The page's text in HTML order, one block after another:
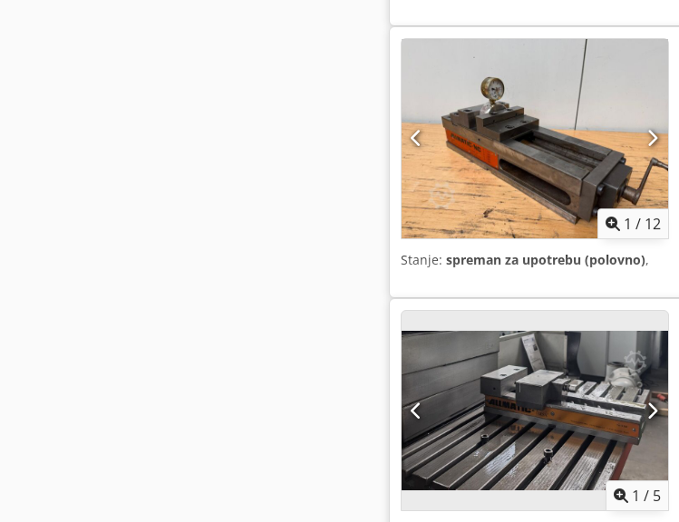
1 / 12
Stanje: spreman za upotrebu (polovno),
1 / 5